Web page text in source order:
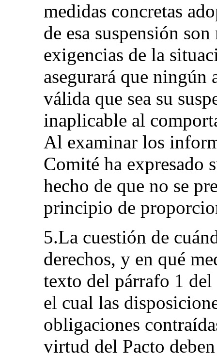
medidas concretas
de esa suspensión
exigencias de la
asegurará que
válida que sea su
inaplicable al
Al examinar los
Comité ha expresado
hecho de que no se
principio de
5.La cuestión de
derechos, y en qué
texto del párrafo 1
el cual las
obligaciones
virtud del Pacto